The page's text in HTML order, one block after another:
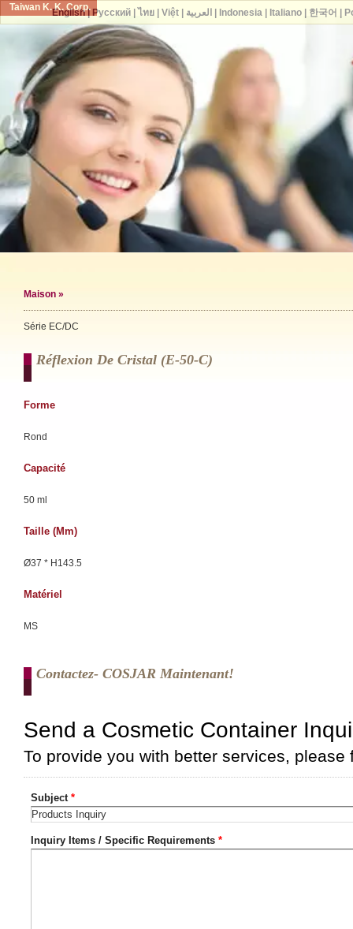
Taiwan K. K. Corp.
Maison »
Série EC/DC
Réflexion De Cristal (e-50-C)
Forme
Rond
Capacité
50 ml
Taille (mm)
Ø37 * H143.5
Matériel
MS
Contactez- COSJAR Maintenant!
English| Русский| ไทย| Việt| العربية Indonesia| Italiano| 한국어